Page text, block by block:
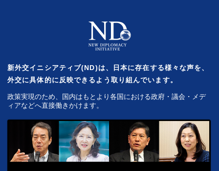
新外交イニシアティブ(ND)は、日本に存在する様々な声を、
外交に具体的に反映できるよう取り組んでいます。
政策実現のため、国内はもとより各国における政府・議会・メデ
ィアなどへ直接働きかけます。